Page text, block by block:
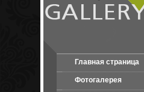
Главная страница
Фотогалерея